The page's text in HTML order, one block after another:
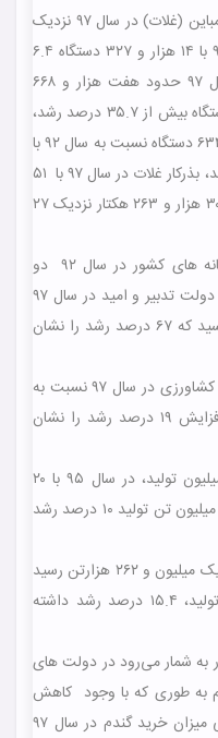
در بخش مکانیزاسیون کشاورزی خرید کمباین (غلات) در سال ۹۷ نزدیک
۱۷ هزار و ۹۶۸ دستگاه نسبت به سال ۹۲ با ۱۴ هزار و ۳۲۷ دستگاه ۶.۴
درصد رشد، خرید کمباین (برنج) در سال ۹۷ حدود هفت هزار و ۶۶۸
دستگاه در سال ۹۲ با یک هزار و ۱۰۸ دستگاه بیش از ۳۵.۷ درصد رشد،
نشاء کار برنج در سال ۹۷ هشت هزار و ۶۳۴ دستگاه نسبت به سال ۹۲ با
چها ر هزار و ۱۰۴ دستگاه نزدیک ۳۳ درصد، بذرکار غلات در سال ۹۷ با ۵۱
هزار و ۱۱۲ دستگاه نسبت به سال ۹۲ با ۳۰ هزار و ۲۶۳ هکتار نزدیک ۲۷
همچنین ظرفیت انبارهای فنی و سردخانه های کشور در سال ۹۲ دو
میلیون و ۶۰۰ هزارتن بود که با اقدامات دولت تدبیر و امید در سال ۹۷
این میزان به ۴.۵ میلیون تن ظرفیت رسید که ۶۷ درصد رشد را نشان
طبق آمارهای موجود صادرات محصولات کشاورزی در سال ۹۷ نسبت به
سال ۹۵ با یک میلیون و ۱۰۰ هزارتن افزایش ۱۹ درصد رشد را نشان
محصولات باغی نیز در سال ۹۷ با ۲۲ میلیون تولید، در سال ۹۵ با ۲۰
میلیون تن تولید نسبت به سال ۹۲ با ۱۶ میلیون تن تولید ۱۰ درصد رشد
در شیلات میزان تولیدات در سال ۹۷ به یک میلیون و ۲۶۲ هزارتن رسید
که نسبت به سال ۹۲ با ۸۸۵ هزارتن تولید، ۱۵.۴ درصد رشد داشته
به شمار می‌رود در دولت های
به طوری که با وجود کاهش
۳۰ درصدی بارندگی و تدوام خشکسالی میزان خرید گندم در سال ۹۷